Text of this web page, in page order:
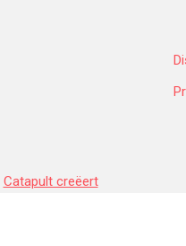
Catapult creëert